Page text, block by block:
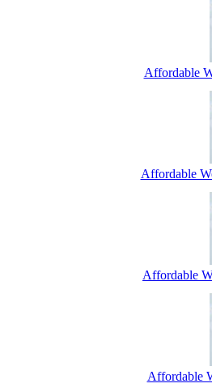
Affordable
Affordable
Affordable
Affordable